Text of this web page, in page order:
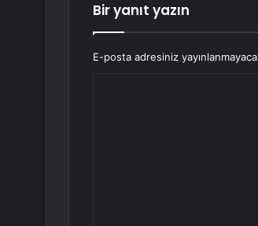
Bir yanıt yazın
E-posta adresiniz